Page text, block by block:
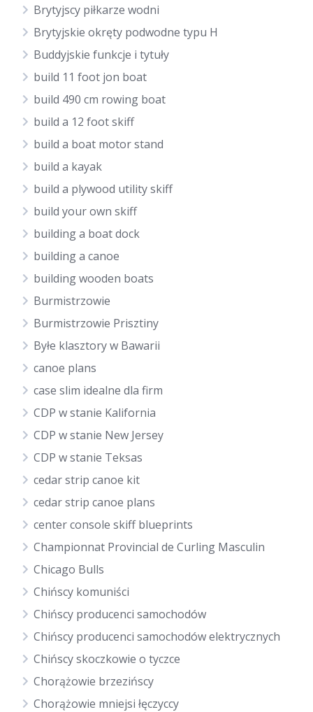
Brytyjscy piłkarze wodni
Brytyjskie okręty podwodne typu H
Buddyjskie funkcje i tytuły
build 11 foot jon boat
build 490 cm rowing boat
build a 12 foot skiff
build a boat motor stand
build a kayak
build a plywood utility skiff
build your own skiff
building a boat dock
building a canoe
building wooden boats
Burmistrzowie
Burmistrzowie Prisztiny
Byłe klasztory w Bawarii
canoe plans
case slim idealne dla firm
CDP w stanie Kalifornia
CDP w stanie New Jersey
CDP w stanie Teksas
cedar strip canoe kit
cedar strip canoe plans
center console skiff blueprints
Championnat Provincial de Curling Masculin
Chicago Bulls
Chińscy komuniści
Chińscy producenci samochodów
Chińscy producenci samochodów elektrycznych
Chińscy skoczkowie o tyczce
Chorążowie brzezińscy
Chorążowie mniejsi łęczyccy